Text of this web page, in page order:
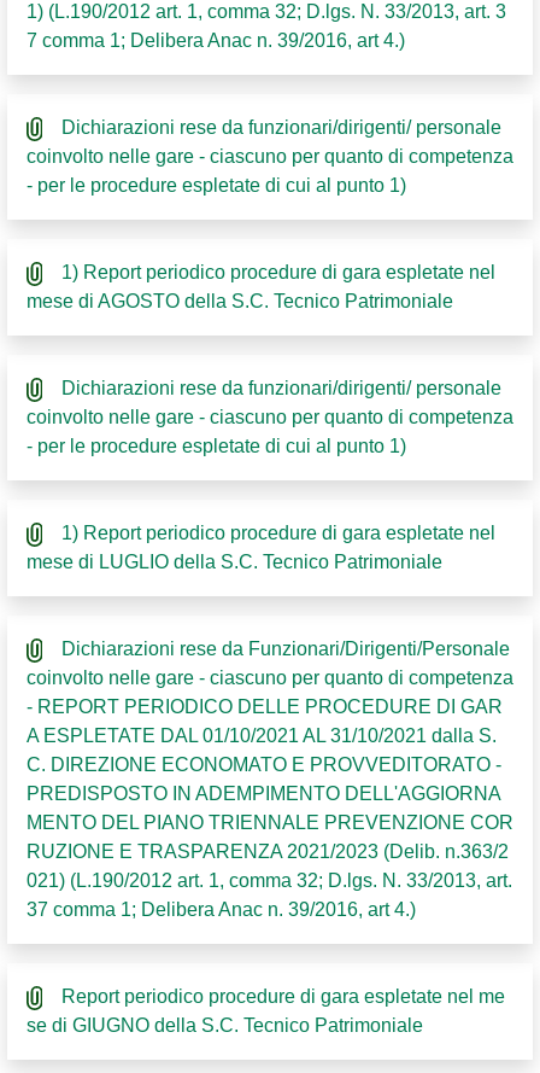
1) (L.190/2012 art. 1, comma 32; D.lgs. N. 33/2013, art. 3
7 comma 1; Delibera Anac n. 39/2016, art 4.)
Dichiarazioni rese da funzionari/dirigenti/ personale
coinvolto nelle gare - ciascuno per quanto di competenza
- per le procedure espletate di cui al punto 1)
1) Report periodico procedure di gara espletate nel
mese di AGOSTO della S.C. Tecnico Patrimoniale
Dichiarazioni rese da funzionari/dirigenti/ personale
coinvolto nelle gare - ciascuno per quanto di competenza
- per le procedure espletate di cui al punto 1)
1) Report periodico procedure di gara espletate nel
mese di LUGLIO della S.C. Tecnico Patrimoniale
Dichiarazioni rese da Funzionari/Dirigenti/Personale
coinvolto nelle gare - ciascuno per quanto di competenza
- REPORT PERIODICO DELLE PROCEDURE DI GAR
A ESPLETATE DAL 01/10/2021 AL 31/10/2021 dalla S.
C. DIREZIONE ECONOMATO E PROVVEDITORATO -
PREDISPOSTO IN ADEMPIMENTO DELL'AGGIORNA
MENTO DEL PIANO TRIENNALE PREVENZIONE COR
RUZIONE E TRASPARENZA 2021/2023 (Delib. n.363/2
021) (L.190/2012 art. 1, comma 32; D.lgs. N. 33/2013, art.
37 comma 1; Delibera Anac n. 39/2016, art 4.)
Report periodico procedure di gara espletate nel me
se di GIUGNO della S.C. Tecnico Patrimoniale